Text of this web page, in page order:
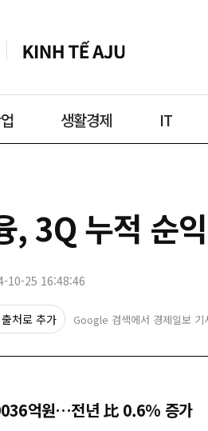
생활경제 IT
, 3Q 누적 순
10-25 16:48:46
처로 추가 Google 검색에서 경제일보
억원…전년 比 0.6% 증가